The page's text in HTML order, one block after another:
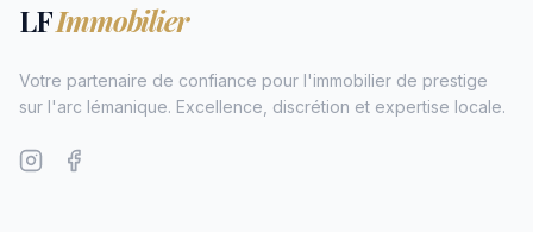
LFImmobilier
Votre partenaire de confiance pour l'immobilier de prestige
sur l'arc lémanique. Excellence, discrétion et expertise locale.